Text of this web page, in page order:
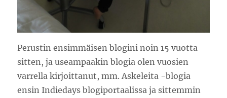
Perustin ensimmäisen blogini noin 15 vuotta
sitten, ja useampaakin blogia olen vuosien
varrella kirjoittanut, mm. Askeleita -blogia
ensin Indiedays blogiportaalissa ja sittemmin